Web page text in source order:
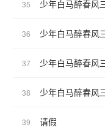
35 少年白马醉春风
36 少年白马醉春风
37 少年白马醉春风
38 少年白马醉春风
39 请假